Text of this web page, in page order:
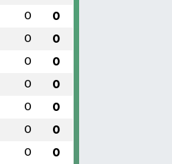
0 0
0 0
0 0
0 0
0 0
0 0
0 0